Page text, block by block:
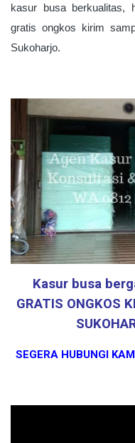
kasur busa berkualitas,
gratis ongkos kirim
Sukoharjo.
Kasur busa
GRATIS ONGKOS
SEGERA HUBUNGI